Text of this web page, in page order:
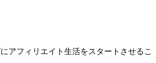
アフィリエイト生活をスタートさせるこ